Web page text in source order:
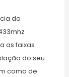
do
as faixas
do seu
como de